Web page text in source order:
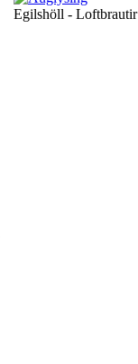
Egilshöll - Loftbrautir